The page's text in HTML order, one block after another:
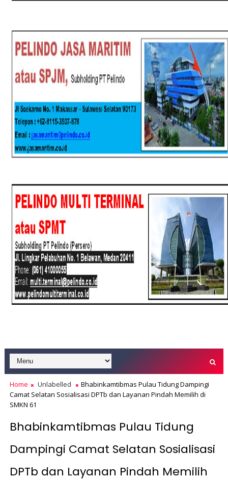
Home Unlabelled
Bhabinkamtibmas Pulau Tidung Dampingi
Camat Selatan Sosialisasi DPTb dan Layanan Pindah Memilih di
SMKN 61
Bhabinkamtibmas Pulau Tidung
Dampingi Camat Selatan Sosialisasi
DPTb dan Layanan Pindah Memilih